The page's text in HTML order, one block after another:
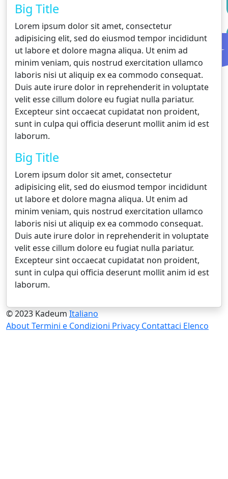
Big Title
Lorem ipsum dolor sit amet, consectetur
adipisicing elit, sed do eiusmod tempor incididunt
ut labore et dolore magna aliqua. Ut enim ad
minim veniam, quis nostrud exercitation ullamco
laboris nisi ut aliquip ex ea commodo consequat.
Duis aute irure dolor in reprehenderit in voluptate
velit esse cillum dolore eu fugiat nulla pariatur.
Excepteur sint occaecat cupidatat non proident,
sunt in culpa qui officia deserunt mollit anim id est
laborum.
Big Title
Lorem ipsum dolor sit amet, consectetur
adipisicing elit, sed do eiusmod tempor incididunt
ut labore et dolore magna aliqua. Ut enim ad
minim veniam, quis nostrud exercitation ullamco
laboris nisi ut aliquip ex ea commodo consequat.
Duis aute irure dolor in reprehenderit in voluptate
velit esse cillum dolore eu fugiat nulla pariatur.
Excepteur sint occaecat cupidatat non proident,
sunt in culpa qui officia deserunt mollit anim id est
laborum.
© 2023 Kadeum Italiano
AboutTermini e Condizioni Privacy Contattaci Elenco